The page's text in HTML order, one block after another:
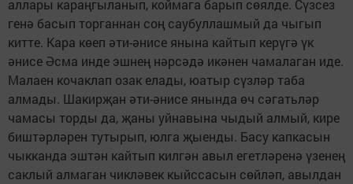
аллары караңгыланып, коймага барып сөялде. Сүзсез
генә басып торганнан соң саубуллашмый да чыгып
китте. Кара көеп әти-әнисе янына кайтып керүгә үк
әнисе Әсма инде эшнең нәрсәдә икәнен чамалаган иде.
Малаен кочаклап озак елады, юатыр сүзләр таба
алмады. Шакирҗан әти-әнисе янында өч сәгатьләр
чамасы торды да, җаны уйнавына чыдый алмый, кире
биштәрләрен тутырып, юлга җыенды. Басу капкасын
чыкканда эштән кайтып килгән авыл егетләренә үзенең
саклый алмаган чикләвек кыйссасын сөйләп, авылдан